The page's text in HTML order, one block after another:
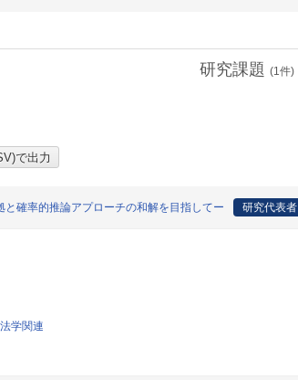
研究課題 (1件)
確率的推論アプローチの和解を目指してー 研究代表者
学関連